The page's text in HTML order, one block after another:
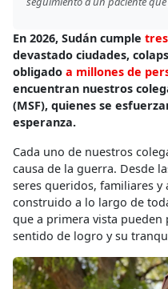
En 2026, Sudán cumple
devastado ciudades,
obligado a millones de
encuentran nuestros
(MSF), quienes se
esperanza.
Cada uno de nuestros
causa de la guerra. Desde
seres queridos, familiares
construido a lo largo de
que a primera vista pueden
sentido de logro y su